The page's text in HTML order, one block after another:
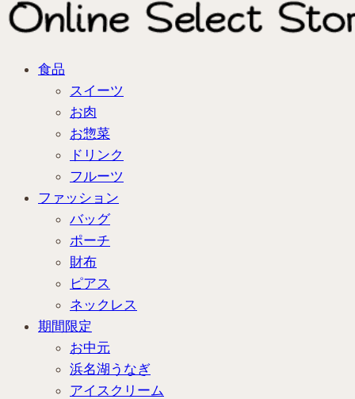
食品
スイーツ
お肉
お惣菜
ドリンク
フルーツ
ファッション
バッグ
ポーチ
財布
ピアス
ネックレス
期間限定
お中元
浜名湖うなぎ
アイスクリーム